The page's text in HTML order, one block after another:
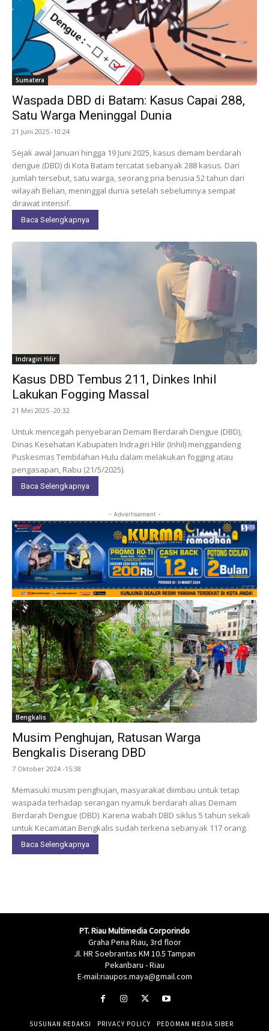
Sumatera
Waspada DBD di Batam: Kasus Capai 288,
Satu Warga Meninggal Dunia
21 Juni 2025 -10:24
Sejak awal Januari hingga 19 Juni 2025, kasus demam berdarah
dengue (DBD) di Kota Batam tercatat sebanyak 288 kasus. Dari
jumlah tersebut, satu warga, seorang pria berusia 52 tahun dari
wilayah Belian, meninggal dunia setelah sebelumnya sempat
dirawat intensif.
Baca Selengkapnya
Indragiri Hilir
Kasus DBD Tembus 211, Dinkes Inhil
Lakukan Fogging Massal
21 Mei 2025 -20:32
Untuk mencegah penyebaran Demam Berdarah Dengue (DBD),
Dinas Kesehatan Kabupaten Indragiri Hilir (Inhil) menggandeng
Puskesmas Tembilahan Hulu dalam melakukan fogging atau
pengasapan, Rabu (21/5/2025).
Baca Selengkapnya
- Advertisement -
Bengkalis
Musim Penghujan, Ratusan Warga
Bengkalis Diserang DBD
7 Oktober 2024 -15:38
Memasuki musim penghujan, masyarakat diimbau untuk tetap
waspada terhadap serangan nyamuk berdarah alias Demam
Berdarah Dengue (DBD). Karena wabah DBD siklus 5 tahun sekali
untuk Kecamatan Bengkalis sudah terkena sebanyak 117 orang.
Baca Selengkapnya
PT. Riau Multimedia Corporindo
Graha Pena Riau, 3rd floor
Jl. HR Soebrantas KM 10.5 Tampan
Pekanbaru - Riau
E-mail:riaupos.maya@gmail.com
SUSUNAN REDAKSI PRIVACY POLICY
PEDOMAN MEDIA SIBER